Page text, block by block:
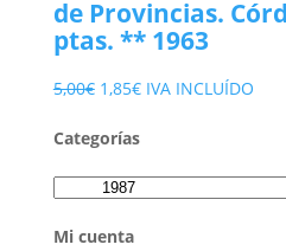
de Provincias.
ptas. ** 1963
5,00€ El
original
5,00€.
1,85€El
actual
1,85€.
IVA INCLUÍDO
Categorías
Mi cuenta